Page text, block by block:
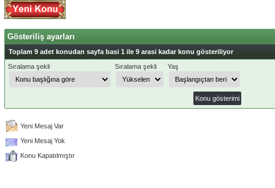
Gösteriliş ayarları
Toplam 9 adet konudan sayfa basi 1 ile 9 arasi kadar konu gösteriliyor
Sıralama şekli
Sıralama şekli Yaş
Yeni Mesaj Var
Yeni Mesaj Yok
Konu Kapatılmıştır